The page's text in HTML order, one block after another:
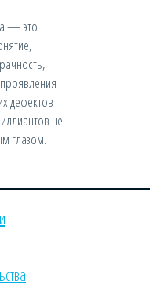
— это
проявления
дефектов
не
глазом.